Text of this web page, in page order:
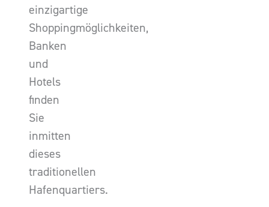
einzigartige
Shoppingmöglichkeiten,
Banken
und
Hotels
finden
Sie
inmitten
dieses
traditionellen
Hafenquartiers.